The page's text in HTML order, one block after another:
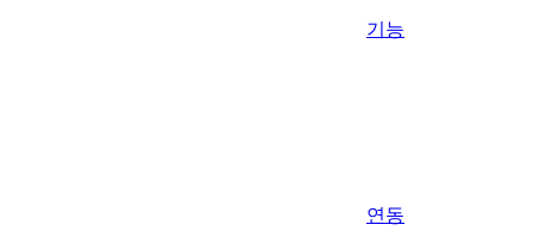
기능
연동